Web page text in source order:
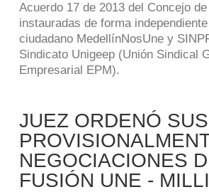
Acuerdo 17 de 2013 del Concejo
instauradas de forma
ciudadano MedellínNosUne y
Sindicato Unigeep (Unión Sindical
Empresarial EPM).
JUEZ ORDENÓ
NEGOCIACIONES
FUSIÓN UNE -